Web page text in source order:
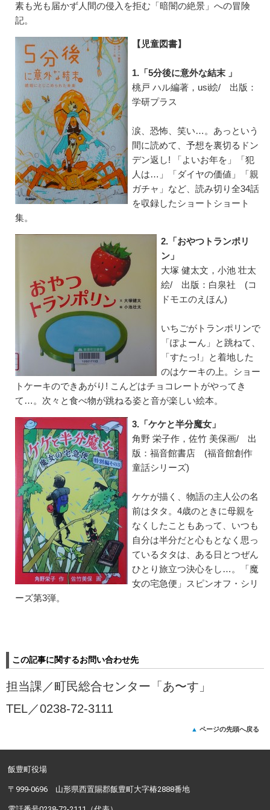
素も光も届かず人間の侵入を拒む「暗闇の絶景」への冒険
記。
【児童図書】
1.「5分後に意外な結末 」
桃戸 ハル編著，usi絵/ 出版：
学研プラス
涙、恐怖、笑い…。あっという
間に読めて、予想を裏切るドン
デン返し! 「よいお年を」「犯
人は…」「ダイヤの価値」「親
ガチャ」など、読み切り全34話
を収録したショートショート
集。
2.「おやつトランポリ
ン」
大塚 健太文，小池 壮太
絵/ 出版：白泉社 (コ
ドモエのえほん)
いちごがトランポリンで
「ぽよーん」と跳ねて、
「すたっ!」と着地した
のはケーキの上。ショー
トケーキのできあがり! こんどはチョコレートがやってき
て…。次々と食べ物が跳ねる姿と音が楽しい絵本。
3.「ケケと半分魔女」
角野 栄子作，佐竹 美保画/ 出
版：福音館書店 (福音館創作
童話シリーズ)
ケケが描く、物語の主人公の名
前はタタ。4歳のときに母親を
なくしたこともあって、いつも
自分は半分だと心もとなく思っ
ているタタは、ある日とつぜん
ひとり旅立つ決心をし…。「魔
女の宅急便」スピンオフ・シリ
ーズ第3弾。
この記事に関するお問い合わせ先
担当課／町民総合センター「あ〜す」
TEL／0238-72-3111
ページの先頭へ戻る
飯豊町役場
〒999-0696 山形県西置賜郡飯豊町大字椿2888番地